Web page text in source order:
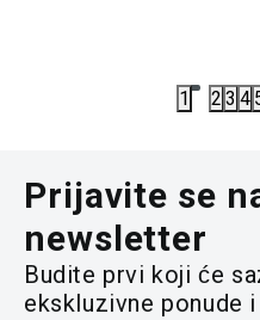
1 2 3 4
Prijavite se
newsletter
Budite prvi koji će
ekskluzivne ponude